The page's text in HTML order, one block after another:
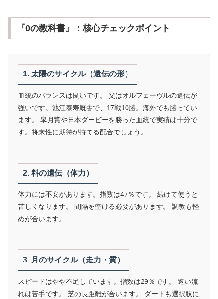
『0の教科書』：核心チェックポイント
1. 太陽のサイクル（遺伝の形）
血統のバランスは良いです。 父はオルフェーヴルの遺伝が
強いです。池江泰寿厩舎で、17戦10勝。海外でも勝ってい
ます。 皐月賞や日本ダービーを勝った血統で実績は十分で
す。将来性に期待が持てる配合でしょう。
2. 料の遺伝（体力）
体力には不安があります。指数は47％です。 続けて使うと
苦しくなります。 間隔を空ける必要があります。 調教も軽
めが合います。
3. 月のサイクル（走力・質）
スピードはやや不足しています。指数は29％です。 速い流
れは苦手です。 芝の長距離が合います。 ダートも選択肢に